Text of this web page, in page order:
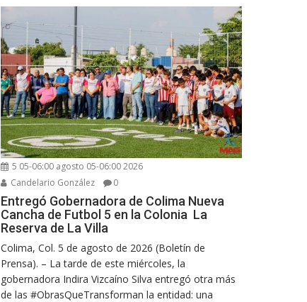
5 05-06:00 agosto 05-06:00 2026
Candelario González
0
Entregó Gobernadora de Colima Nueva
Cancha de Futbol 5 en la Colonia La
Reserva de La Villa
Colima, Col. 5 de agosto de 2026 (Boletín de
Prensa). – La tarde de este miércoles, la
gobernadora Indira Vizcaíno Silva entregó otra más
de las #ObrasQueTransforman la entidad: una